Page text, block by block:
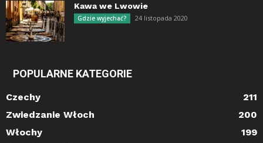
Kawa we Lwowie
Gdzie wyjechać? 24 listopada 2020
POPULARNE KATEGORIE
Czechy
211
Zwiedzanie Włoch
200
Włochy
199